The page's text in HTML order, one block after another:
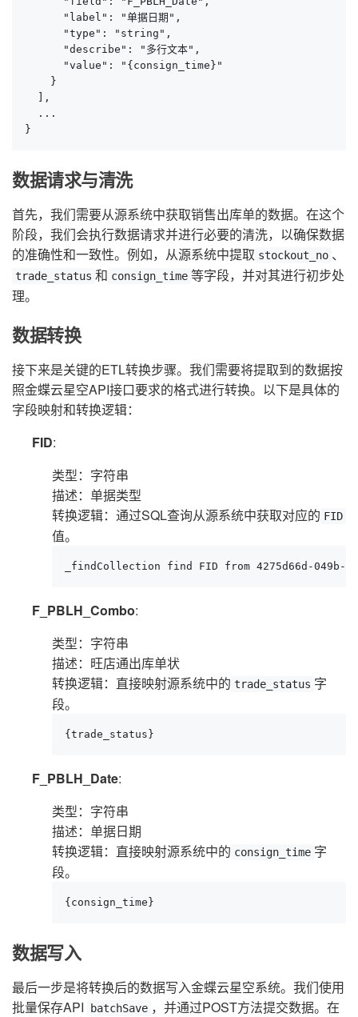
      "label": "单据日期",
      "type": "string",
      "describe": "多行文本",
      "value": "{consign_time}"
    }
  ],
  ...
}
数据请求与清洗
首先，我们需要从源系统中获取销售出库单的数据。在这个
阶段，我们会执行数据请求并进行必要的清洗，以确保数据
的准确性和一致性。例如，从源系统中提取 stockout_no 、
trade_status 和 consign_time 等字段，并对其进行初步处
理。
数据转换
接下来是关键的ETL转换步骤。我们需要将提取到的数据按
照金蝶云星空API接口要求的格式进行转换。以下是具体的
字段映射和转换逻辑：
FID:
类型：字符串
描述：单据类型
转换逻辑：通过SQL查询从源系统中获取对应的 FID
值。
_findCollection find FID from 4275d66d-049b-
F_PBLH_Combo:
类型：字符串
描述：旺店通出库单状
转换逻辑：直接映射源系统中的 trade_status 字
段。
{trade_status}
F_PBLH_Date:
类型：字符串
描述：单据日期
转换逻辑：直接映射源系统中的 consign_time 字
段。
{consign_time}
数据写入
最后一步是将转换后的数据写入金蝶云星空系统。我们使用
批量保存API
batchSave ，并通过POST方法提交数据。在